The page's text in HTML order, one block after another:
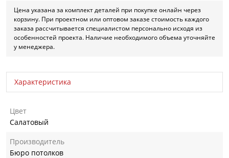
Цена указана за комплект деталей при покупке онлайн через
корзину. При проектном или оптовом заказе стоимость каждого
заказа рассчитывается специалистом персонально исходя из
особенностей проекта. Наличие необходимого объема уточняйте
у менеджера.
Характеристика
Цвет
Салатовый
Производитель
Бюро потолков